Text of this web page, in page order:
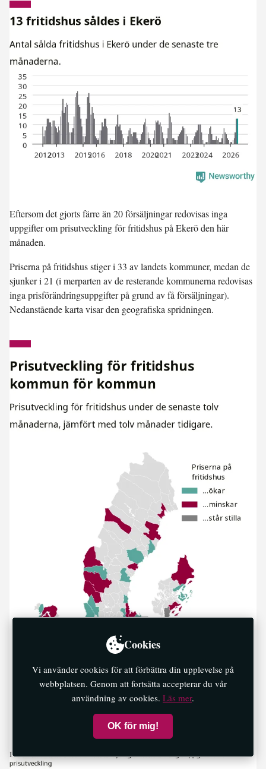
Eftersom det gjorts färre än 20 försäljningar redovisas inga
uppgifter om prisutveckling för fritidshus på Ekerö den här
månaden.
Priserna på fritidshus stiger i 33 av landets kommuner, medan de
sjunker i 21 (i merparten av de resterande kommunerna redovisas
inga prisförändringsuppgifter på grund av få försäljningar).
Nedanstående karta visar den geografiska spridningen.
Cookies
Vi använder cookies för att förbättra din upplevelse på
webbplatsen. Genom att fortsätta accepterar du vår
användning av cookies. Läs mer.
OK för mig!